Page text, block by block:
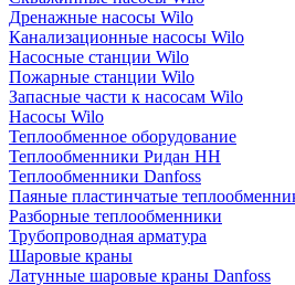
Дренажные насосы Wilo
Канализационные насосы Wilo
Насосные станции Wilo
Пожарные станции Wilo
Запасные части к насосам Wilo
Насосы Wilo
Теплообменное оборудование
Теплообменники Ридан НН
Теплообменники Danfoss
Паяные пластинчатые
Разборные теплообменники
Трубопроводная арматура
Шаровые краны
Латунные шаровые краны Danfoss